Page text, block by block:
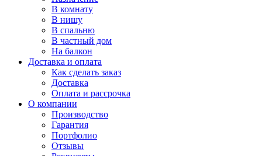
В комнату
В нишу
В спальню
В частный дом
На балкон
Доставка и оплата
Как сделать заказ
Доставка
Оплата и рассрочка
О компании
Производство
Гарантия
Портфолио
Отзывы